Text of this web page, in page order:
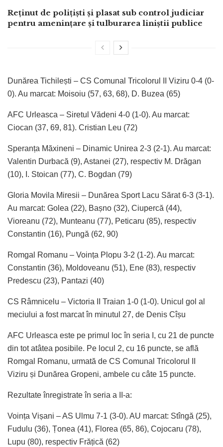
Reținut de polițiști și plasat sub control judiciar
pentru amenințare și tulburarea liniștii publice
Dunărea Tichilești – CS Comunal Tricolorul II Viziru 0-4 (0-
0). Au marcat: Moisoiu (57, 63, 68), D. Buzea (65)
AFC Urleasca – Siretul Vădeni 4-0 (1-0). Au marcat:
Ciocan (37, 69, 81). Cristian Leu (72)
Speranța Măxineni – Dinamic Unirea 2-3 (2-1). Au marcat:
Valentin Durbacă (9), Astanei (27), respectiv M. Drăgan
(10), I. Stoican (77), C. Bogdan (79)
Gloria Movila Miresii – Dunărea Sport Lacu Sărat 6-3 (3-1).
Au marcat: Golea (22), Bașno (32), Ciupercă (44),
Vioreanu (72), Munteanu (77), Peticaru (85), respectiv
Constantin (16), Pungă (62, 90)
Romgal Romanu – Voința Plopu 3-2 (1-2). Au marcat:
Constantin (36), Moldoveanu (51), Ene (83), respectiv
Predescu (23), Pantazi (40)
CS Râmnicelu – Victoria II Traian 1-0 (1-0). Unicul gol al
meciului a fost marcat în minutul 27, de Denis Cîșu
AFC Urleasca este pe primul loc în seria I, cu 21 de puncte
din tot atâtea posibile. Pe locul 2, cu 16 puncte, se află
Romgal Romanu, urmată de CS Comunal Tricolorul II
Viziru și Dunărea Gropeni, ambele cu câte 15 puncte.
Rezultate înregistrate în seria a II-a:
Voința Vișani – AS Ulmu 7-1 (3-0). AU marcat: Stîngă (25),
Fudulu (36), Țonea (41), Florea (65, 86), Cojocaru (78),
Lupu (80), respectiv Frățică (62)